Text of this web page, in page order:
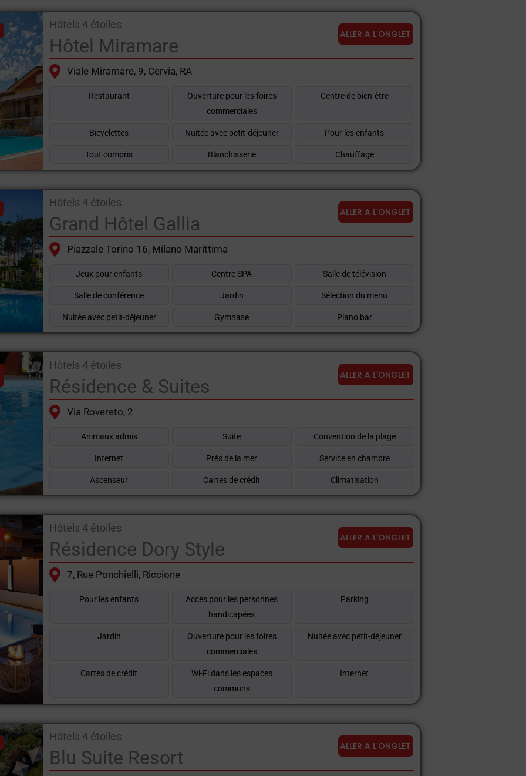
Hôtels 4 étoiles
ALLER A L'ONGLET
Hôtel Miramare
Viale Miramare, 9, Cervia, RA
Restaurant
Ouverture pour les foires
commerciales
Centre de bien-être
Bicyclettes Nuitée avec petit-déjeuner Pour les enfants
Tout compris Blanchisserie Chauffage
Hôtels 4 étoiles
ALLER A L'ONGLET
Grand Hôtel Gallia
Piazzale Torino 16, Milano Marittima
Jeux pour enfants Centre SPA Salle de télévision
Salle de conférence Jardin Sélection du menu
Nuitée avec petit-déjeuner Gymnase Piano bar
Hôtels 4 étoiles
ALLER A L'ONGLET
Résidence & Suites
Via Rovereto, 2
Animaux admis Suite Convention de la plage
Internet Près de la mer Service en chambre
Ascenseur Cartes de crédit Climatisation
Hôtels 4 étoiles
ALLER A L'ONGLET
Résidence Dory Style
7, Rue Ponchielli, Riccione
Pour les enfants
Accès pour les personnes
handicapées
Parking
Jardin
Ouverture pour les foires
commerciales
Nuitée avec petit-déjeuner
Cartes de crédit
Wi-Fi dans les espaces
communs
Internet
Hôtels 4 étoiles
ALLER A L'ONGLET
Blu Suite Resort